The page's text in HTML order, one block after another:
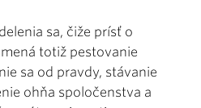
sa, čiže prísť o
totiž pestovanie
sa od pravdy, stávanie
ohňa spoločenstva a